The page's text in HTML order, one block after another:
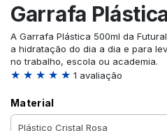
Garrafa
A Garrafa Plástica 500ml da
a hidratação do dia a dia e para
no trabalho, escola ou academia.
★ ★ ★ ★ ★ 1 avaliação
Material